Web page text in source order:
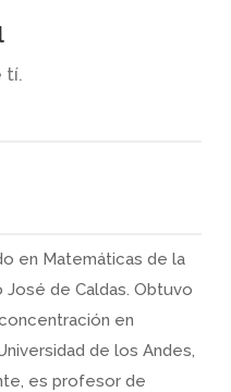
tí.
en Matemáticas de la
José de Caldas. Obtuvo
en
de los Andes,
es profesor de